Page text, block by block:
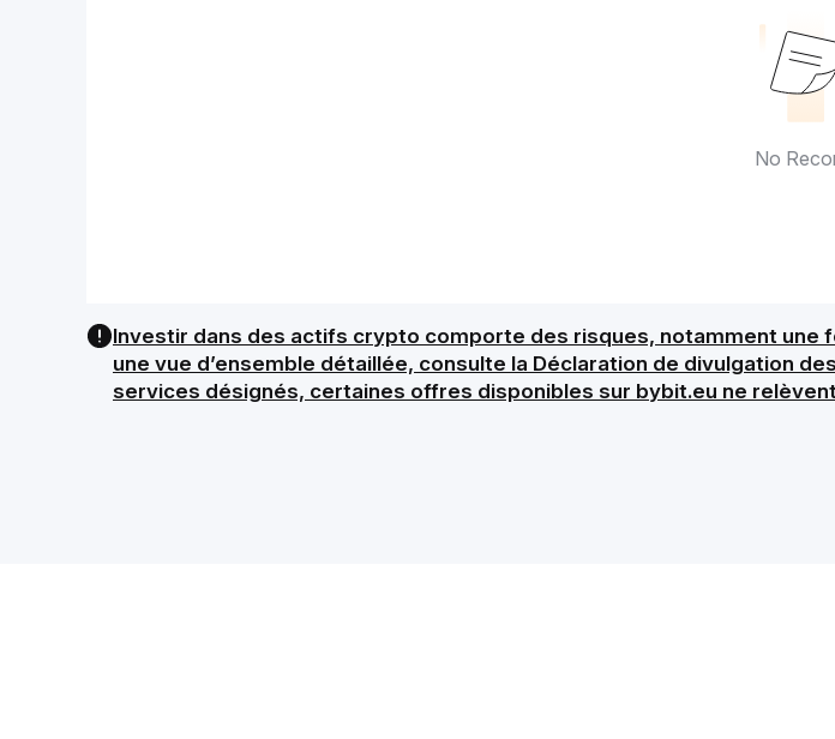
No
Investir dans des actifs crypto comporte des risques, notamment une
une vue d’ensemble détaillée, consulte la Déclaration de divulgation
services désignés, certaines offres disponibles sur bybit.eu ne